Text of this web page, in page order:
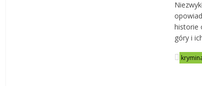
historie
góry i